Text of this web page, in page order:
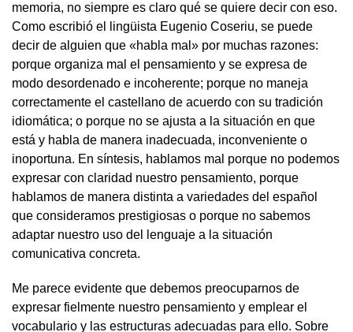
memoria, no siempre es claro qué se quiere decir con eso.
Como escribió el lingüista Eugenio Coseriu, se puede
decir de alguien que «habla mal» por muchas razones:
porque organiza mal el pensamiento y se expresa de
modo desordenado e incoherente; porque no maneja
correctamente el castellano de acuerdo con su tradición
idiomática; o porque no se ajusta a la situación en que
está y habla de manera inadecuada, inconveniente o
inoportuna. En síntesis, hablamos mal porque no podemos
expresar con claridad nuestro pensamiento, porque
hablamos de manera distinta a variedades del español
que consideramos prestigiosas o porque no sabemos
adaptar nuestro uso del lenguaje a la situación
comunicativa concreta.
Me parece evidente que debemos preocuparnos de
expresar fielmente nuestro pensamiento y emplear el
vocabulario y las estructuras adecuadas para ello. Sobre